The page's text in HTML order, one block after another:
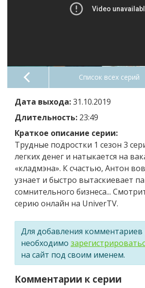
Список всех серий
Дата выхода:31.10.2019
Длительность: 23:49
Краткое описание серии:
Трудные подростки 1 сезон 3
легких денег и натыкается на
«кладмэна». К счастью, Антон
узнает и быстро вытаскиевает
сомнительного бизнеса...
серию онлайн на UniverTV.
Для добавления комментариев
необходимо
на сайт под своим именем.
Комментарии к серии